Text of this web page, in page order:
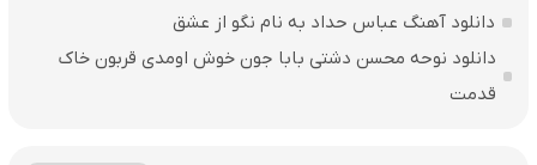
دانلود آهنگ عباس حداد به نام نگو از عشق
دانلود نوحه محسن دشتی بابا جون خوش اومدی قربون خاک
قدمت